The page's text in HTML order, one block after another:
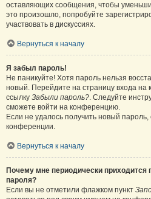
оставляющих сообщения, чтобы
это произошло, попробуйте
участвовать в дискуссиях.
Вернуться к началу
Я забыл пароль!
Не паникуйте! Хотя пароль нельзя
новый. Перейдите на страницу входа
ссылку Забыли пароль?. Следуйте
сможете войти на конференцию.
Если не удалось получить новый
конференции.
Вернуться к началу
Почему мне периодически приходится
пароля?
Если вы не отметили флажком пункт